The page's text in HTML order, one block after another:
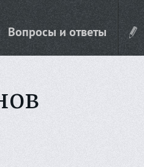
Вопросы и ответы